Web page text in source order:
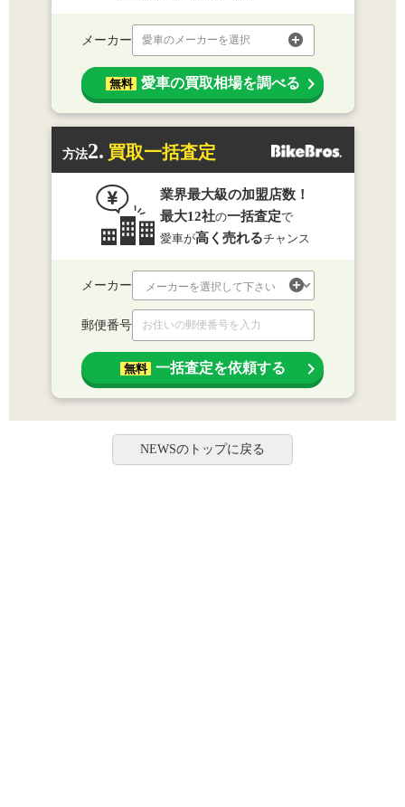
メーカー 愛車のメーカーを選択
無料 愛車の買取相場を調べる
方法2. 買取一括査定
業界最大級の加盟店数！
最大12社の一括査定で
愛車が高く売れるチャンス
メーカー
郵便番号
無料 一括査定を依頼する
NEWSのトップに戻る